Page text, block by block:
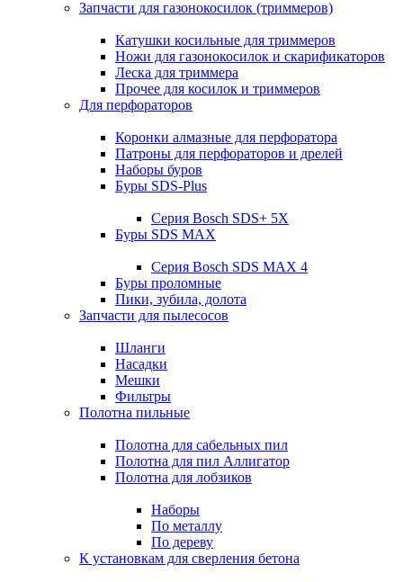
Запчасти для газонокосилок (триммеров)
Катушки косильные для триммеров
Ножи для газонокосилок и скарификаторов
Леска для триммера
Прочее для косилок и триммеров
Для перфораторов
Коронки алмазные для перфоратора
Патроны для перфораторов и дрелей
Наборы буров
Буры SDS-Plus
Серия Bosch SDS+ 5X
Буры SDS MAX
Серия Bosch SDS MAX 4
Буры проломные
Пики, зубила, долота
Запчасти для пылесосов
Шланги
Насадки
Мешки
Фильтры
Полотна пильные
Полотна для сабельных пил
Полотна для пил Аллигатор
Полотна для лобзиков
Наборы
По металлу
По дереву
К установкам для сверления бетона